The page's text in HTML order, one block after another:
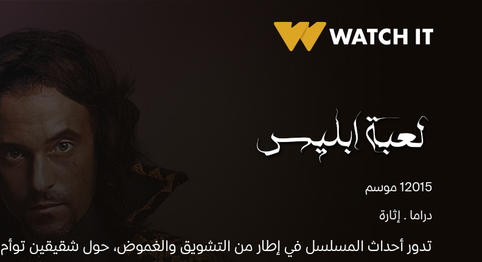
20151 موسم
دراما
إثارة
تدور أحداث المسلسل في إطار من التشويق والغموض، حول شقيقين توأم